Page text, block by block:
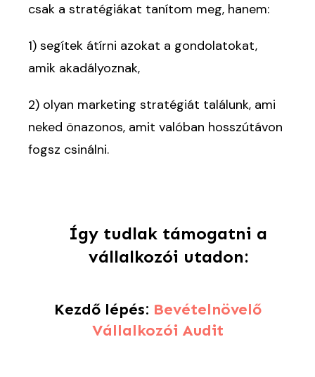
csak a stratégiákat tanítom meg, hanem:
1) segítek átírni azokat a gondolatokat,
amik akadályoznak,
2) olyan marketing stratégiát találunk, ami
neked önazonos, amit valóban hosszútávon
fogsz csinálni.
Így tudlak támogatni a
vállalkozói utadon:
Kezdő lépés: Bevételnövelő
Vállalkozói Audit